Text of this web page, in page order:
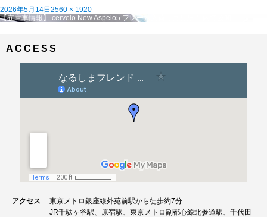
投
稿
2026年5月14日 フ
ル
2560 × 1920
投
ゲ
【在庫車情報】 cervelo New Aspelo5 フレーム入荷しました！
ACCESS
アクセス
東京メトロ銀座線外苑前駅から徒歩約7分
JR千駄ヶ谷駅、原宿駅、東京メトロ副都心線北参道駅、千代田